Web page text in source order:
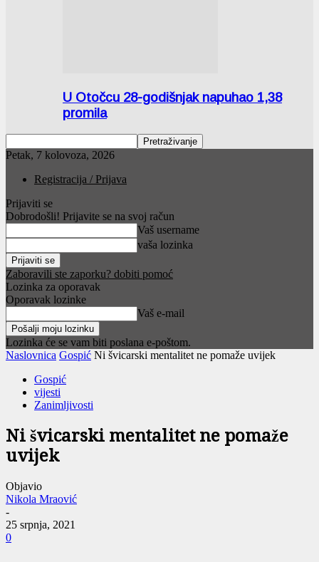
U Otočcu 28-godišnjak napuhao 1,38
promila
Petak, 7 kolovoza, 2026
Registracija / Prijava
Prijaviti se
Dobrodošli! Prijavite se na svoj račun
Vaš username
vaša lozinka
Zaboravili ste zaporku? dobiti pomoć
Lozinka za oporavak
Oporavak lozinke
Vaš e-mail
Lozinka će se vam biti poslana e-poštom.
Naslovnica Gospić Ni švicarski mentalitet ne pomaže uvijek
Gospić
vijesti
Zanimljivosti
Ni švicarski mentalitet ne pomaže
uvijek
Objavio
Nikola Mraović
-
25 srpnja, 2021
0